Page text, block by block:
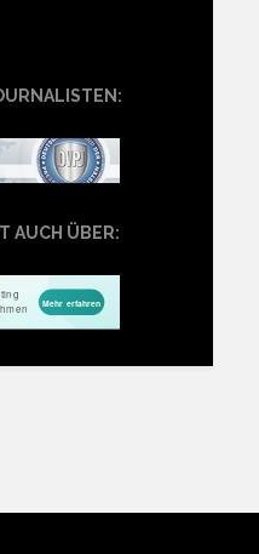
AUCH ÜBER: